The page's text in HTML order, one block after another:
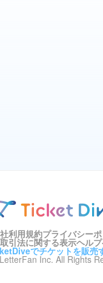
利用規約プライバシー
引法に関する表示ヘル
でチケットを販売
Inc. All Rights